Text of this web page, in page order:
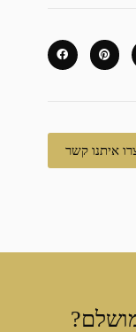
איתנו קשר